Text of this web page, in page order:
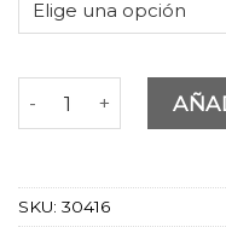
BRITTA VEST/
SKU: 30416